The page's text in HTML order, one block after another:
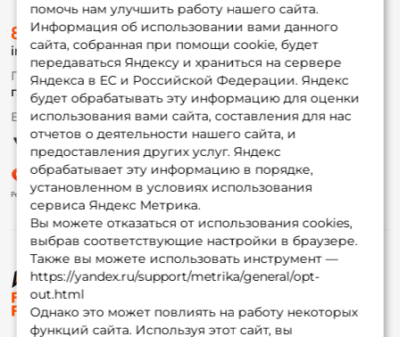
помочь нам улучшить работу нашего сайта.
Информация об использовании вами данного
сайта, собранная при помощи cookie, будет
передаваться Яндексу и храниться на сервере
Яндекса в ЕС и Российской Федерации. Яндекс
будет обрабатывать эту информацию для оценки
использования вами сайта, составления для нас
отчетов о деятельности нашего сайта, и
предоставления других услуг. Яндекс
обрабатывает эту информацию в порядке,
установленном в условиях использования
сервиса Яндекс Метрика.
Вы можете отказаться от использования cookies,
выбрав соответствующие настройки в браузере.
Также вы можете использовать инструмент —
https://yandex.ru/support/metrika/general/opt-
out.html
Однако это может повлиять на работу некоторых
функций сайта. Используя этот сайт, вы
© ФоксФишинг, 2009-2026
О магазине
Доставка
Оплата
Fox-bonus
Гуру
Партнерская программа
8 (495) 532-77-88
info@foxfishing.ru
По вопросам с заказом
г. Москва, ул. Плеханова д.7
Ежедневно 10:00 до 20:00